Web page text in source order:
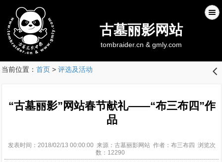
古墓丽影网站
tombraider.cn & gmly.com
当前位置： 首页> 评选及活动 󰊒
“古墓丽影”网站春节献礼——“布三布四”作
品
发表时间：2018/02/13 00:00:00 来源：古墓丽影网站 作者：布三布四 浏览次
数：12290